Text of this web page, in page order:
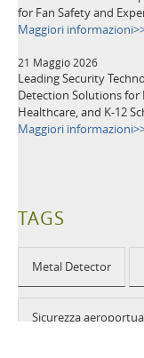
for Fan Safety and
Maggiori
21 Maggio 2026
Leading Security
Detection Solutions for
Healthcare, and K-12
Maggiori
TAGS
Metal Detector
Sicurezza